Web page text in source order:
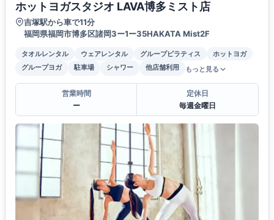
ホットヨガスタジオ LAVA博多ミスト店
吉塚駅から車で11分
福岡県福岡市博多区諸岡3ー1ー35HAKATA Mist2F
タオルレンタル ウェアレンタル グループピラティス
ホットヨガ
グループヨガ
駐車場 シャワー 他店舗利用 もっと見る
営業時間
ー
定休日
毎週金曜日